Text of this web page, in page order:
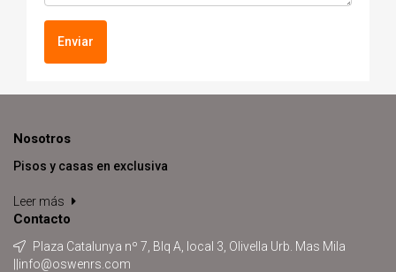
Enviar
Nosotros
Pisos y casas en exclusiva
Leer más
Contacto
Plaza Catalunya nº 7, Blq A, local 3, Olivella Urb. Mas Mila
||info@oswenrs.com